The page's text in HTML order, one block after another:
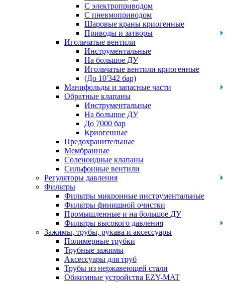
С электроприводом
С пневмоприводом
Шаровые краны криогенные
Приводы и затворы
Игольчатые вентили
Инструментальные
На большое ДУ
Игольчатые вентили криогенные
(До 10'342 бар)
Манифольды и запасные части
Обратные клапаны
Инструментальные
На большое ДУ
До 7000 бар
Криогенные
Предохранительные
Мембранные
Соленоидные клапаны
Сильфонные вентили
Регуляторы давления
Фильтры
Фильтры микронные инструментальные
Фильтры финишной очистки
Промышленные и на большое ДУ
Фильтры высокого давления
Зажимы, трубы, рукава и аксессуары
Полимерные трубки
Трубные зажимы
Аксессуары для труб
Трубы из нержавеющей стали
Обжимные устройства EZY-MAT